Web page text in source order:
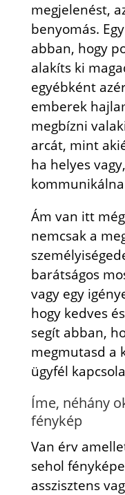
megjelenést,
benyomás.
abban, hogy
alakíts ki
egyébként
emberek
megbízni
arcát, mint
ha helyes
Ám van itt
nemcsak a
barátságos
vagy egy
hogy kedves
segít abban,
megmutasd a
ügyfél
Íme, néhány
fénykép
Van érv
sehol
asszisztens